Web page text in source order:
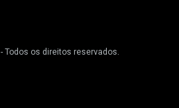
- Todos os direitos reservados.